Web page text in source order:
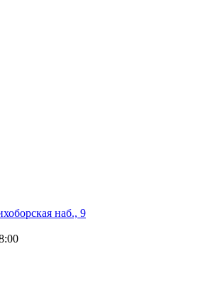
наб., 9